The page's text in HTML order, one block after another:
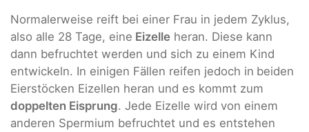
Normalerweise reift bei einer Frau in jedem Zyklus,
also alle 28 Tage, eine Eizelle heran. Diese kann
dann befruchtet werden und sich zu einem Kind
entwickeln. In einigen Fällen reifen jedoch in beiden
Eierstöcken Eizellen heran und es kommt zum
doppelten Eisprung. Jede Eizelle wird von einem
anderen Spermium befruchtet und es entstehen